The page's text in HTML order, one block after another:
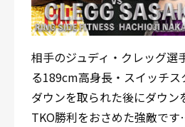
相手のジュディ・クレッグ選
る189cm高身長・スイッチス
ダウンを取られた後にダウン
TKO勝利をおさめた強敵です